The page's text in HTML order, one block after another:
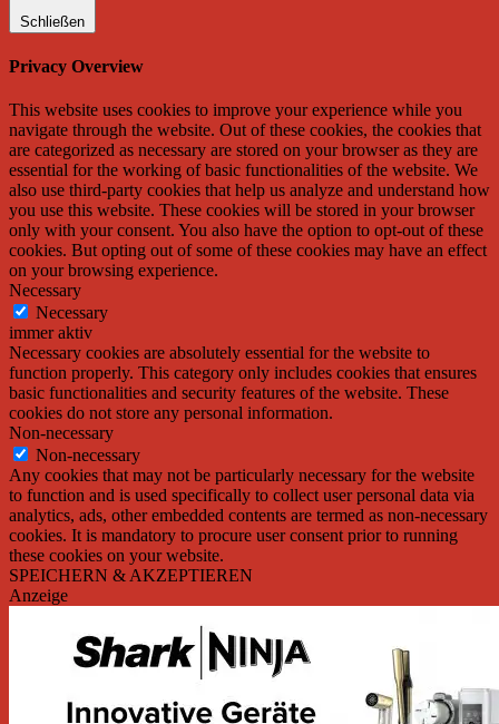
Schließen
Privacy Overview
This website uses cookies to improve your experience while you
navigate through the website. Out of these cookies, the cookies that
are categorized as necessary are stored on your browser as they are
essential for the working of basic functionalities of the website. We
also use third-party cookies that help us analyze and understand how
you use this website. These cookies will be stored in your browser
only with your consent. You also have the option to opt-out of these
cookies. But opting out of some of these cookies may have an effect
on your browsing experience.
Necessary
Necessary
immer aktiv
Necessary cookies are absolutely essential for the website to
function properly. This category only includes cookies that ensures
basic functionalities and security features of the website. These
cookies do not store any personal information.
Non-necessary
Non-necessary
Any cookies that may not be particularly necessary for the website
to function and is used specifically to collect user personal data via
analytics, ads, other embedded contents are termed as non-necessary
cookies. It is mandatory to procure user consent prior to running
these cookies on your website.
SPEICHERN & AKZEPTIEREN
Anzeige